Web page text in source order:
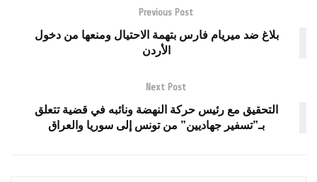
Previous Post
بلاغ ضد ميريام فارس بتهمة الاحتيال ومنعها من دخول
الأردن
Next Post
التحقيق مع رئيس حركة النهضة ونائبه في قضية تتعلق
بـ”تسفير جهاديين” من تونس إلى سوريا والعراق